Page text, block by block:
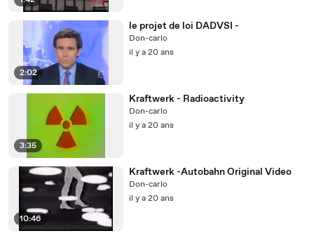
2:02
le projet de loi DADVSI -
Don-carlo
il y a 20 ans
3:35
Kraftwerk - Radioactivity
Don-carlo
il y a 20 ans
10:46
Kraftwerk -Autobahn Original Video
Don-carlo
il y a 20 ans